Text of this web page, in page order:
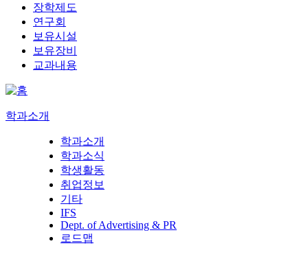
장학제도
연구회
보유시설
보유장비
교과내용
학과소개
학과소개
학과소식
학생활동
취업정보
기타
IFS
Dept. of Advertising & PR
로드맵